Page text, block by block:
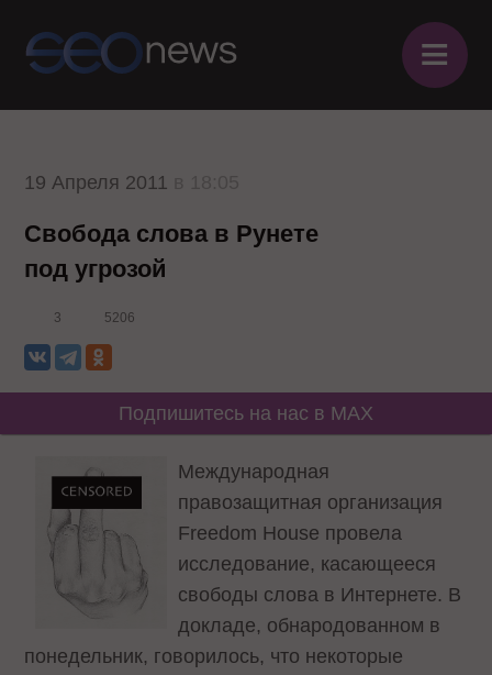
≡
19 Апреля 2011
Свобода слова в Рунете
под угрозой
3 5206
Подпишитесь на нас в MAX
Международная
правозащитная организация
Freedom House провела
исследование, касающееся
свободы слова в Интернете. В
докладе, обнародованном в
понедельник, говорилось, что некоторые